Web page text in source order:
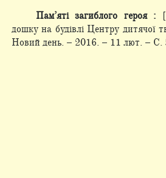
Пам’яті загиблого героя :
дошку на будівлі Центру дитячої
Новий день. – 2016. – 11 лют. – С.